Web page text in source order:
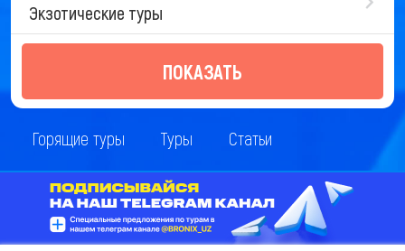
Экзотические туры
ПОКАЗАТЬ
Горящие туры Туры Статьи